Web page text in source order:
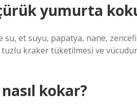
yumurta
su, et suyu, papatya, nane,
kraker tüketilmesi ve
kokar?